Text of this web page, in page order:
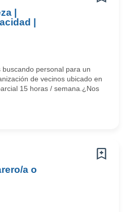
|
|
personal para un
de vecinos ubicado en
15 horas / semana.¿Nos
a o